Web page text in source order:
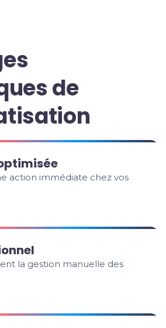
de
action immédiate chez vos
la gestion manuelle des